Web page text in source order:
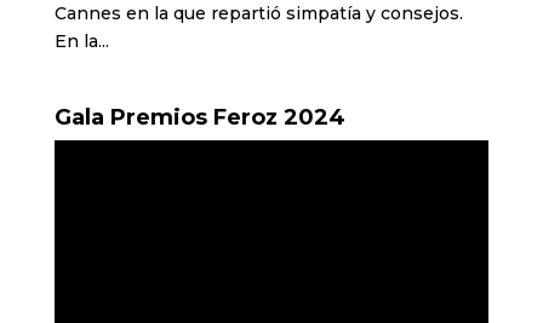
Cannes en la que repartió simpatía y consejos.
En la...
Gala Premios Feroz 2024